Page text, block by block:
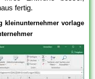
fertig.
kleinunternehmer vorlage